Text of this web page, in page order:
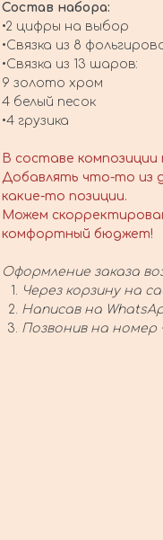
Состав набора:
•2 цифры на выбор
•Связка из 8
•Связка из 13 шаров:
9 золото хром
4 белый песок
•4 грузика
В составе
Добавлять что-то из
какие-то позиции.
Можем
комфортный бюджет!
Оформление заказа
Через корзину на
Написав на
Позвонив на номер